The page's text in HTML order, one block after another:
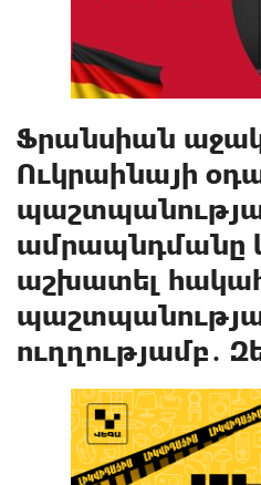
Ֆրանսիան
Ուկրաինայի
ամրապնդմանը
աշխատել
ուղղությամբ․